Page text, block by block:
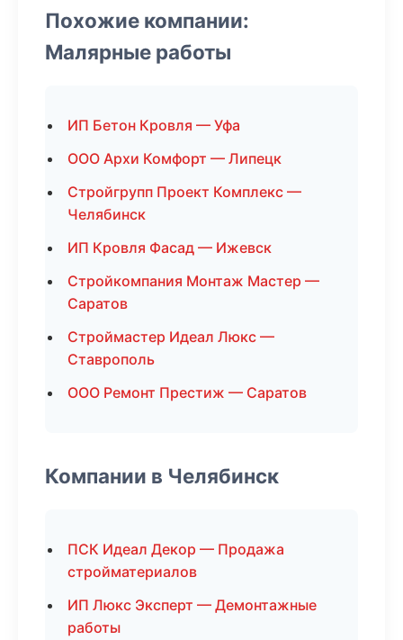
Похожие компании:
Малярные работы
ИП Бетон Кровля — Уфа
ООО Архи Комфорт — Липецк
Стройгрупп Проект Комплекс —
Челябинск
ИП Кровля Фасад — Ижевск
Стройкомпания Монтаж Мастер —
Саратов
Строймастер Идеал Люкс —
Ставрополь
ООО Ремонт Престиж — Саратов
Компании в Челябинск
ПСК Идеал Декор — Продажа
стройматериалов
ИП Люкс Эксперт — Демонтажные
работы